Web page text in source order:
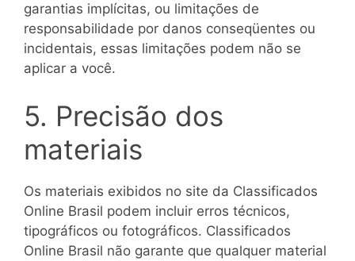
garantias implícitas, ou limitações de
responsabilidade por danos conseqüentes ou
incidentais, essas limitações podem não se
aplicar a você.
5. Precisão dos
materiais
Os materiais exibidos no site da Classificados
Online Brasil podem incluir erros técnicos,
tipográficos ou fotográficos. Classificados
Online Brasil não garante que qualquer material